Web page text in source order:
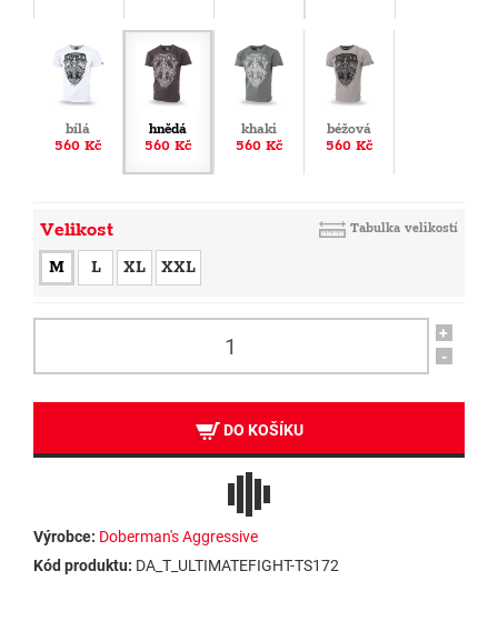
bílá
560 Kč
hnědá
560 Kč
khaki
560 Kč
béžová
560 Kč
Velikost Tabulka velikostí
M L XL XXL
+
-
DO KOŠÍKU
Výrobce: Doberman's Aggressive
Kód produktu: DA_T_ULTIMATEFIGHT-TS172